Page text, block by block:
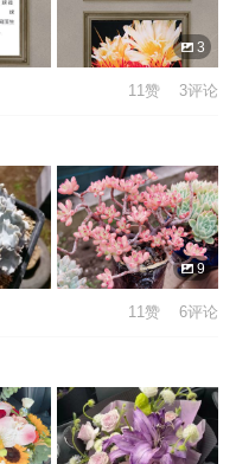
3
11赞 3评论
9
11赞 6评论